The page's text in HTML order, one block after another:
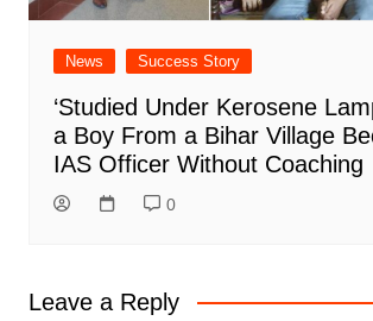
News Success Story
‘Studied Under Kerosene
a Boy From a Bihar Village
IAS Officer Without Coaching
0
Leave a Reply